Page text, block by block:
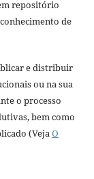
repositório
de
e distribuir
ou na sua
o processo
bem como
(VejaO